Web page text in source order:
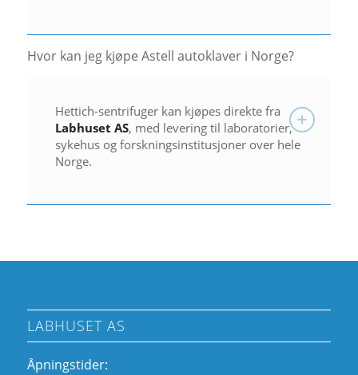
Hvor kan jeg kjøpe Astell autoklaver i Norge?
Hettich-sentrifuger kan kjøpes direkte fra
Labhuset AS, med levering til laboratorier,
sykehus og forskningsinstitusjoner over hele
Norge.
LABHUSET AS
Åpningstider: